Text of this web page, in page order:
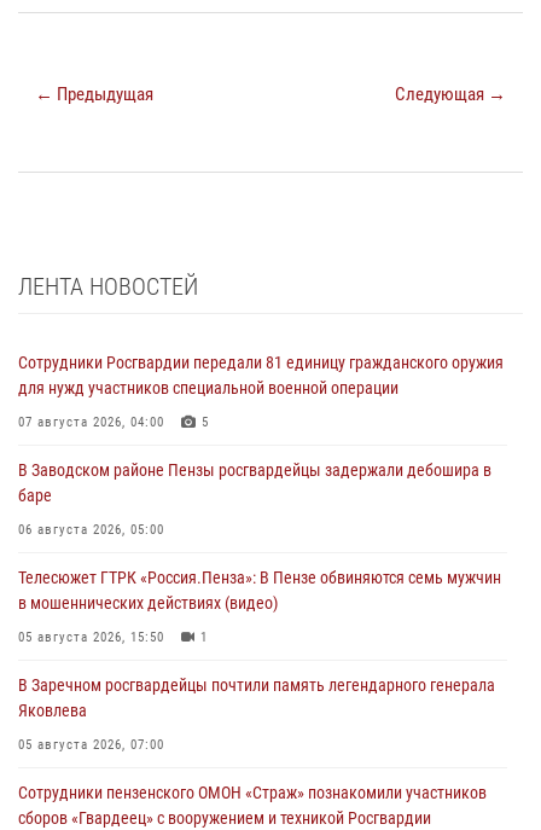
← Предыдущая Следующая →
ЛЕНТА НОВОСТЕЙ
Сотрудники Росгвардии передали 81 единицу гражданского оружия
для нужд участников специальной военной операции
07 августа 2026, 04:00 5
В Заводском районе Пензы росгвардейцы задержали дебошира в
баре
06 августа 2026, 05:00
Телесюжет ГТРК «Россия.Пенза»: В Пензе обвиняются семь мужчин
в мошеннических действиях (видео)
05 августа 2026, 15:50 1
В Заречном росгвардейцы почтили память легендарного генерала
Яковлева
05 августа 2026, 07:00
Сотрудники пензенского ОМОН «Страж» познакомили участников
сборов «Гвардеец» с вооружением и техникой Росгвардии